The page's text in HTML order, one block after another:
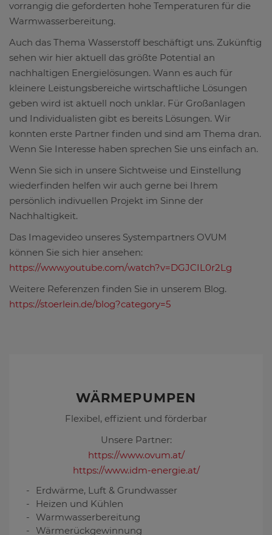
vorrangig die geforderten hohe Temperaturen für die
Warmwasserbereitung.
Auch das Thema Wasserstoff beschäftigt uns. Zukünftig
sehen wir hier aktuell das größte Potential an
nachhaltigen Energielösungen. Wann es auch für
kleinere Leistungsbereiche wirtschaftliche Lösungen
geben wird ist aktuell noch unklar. Für Großanlagen
und Individualisten gibt es bereits Lösungen. Wir
konnten erste Partner finden und sind am Thema dran.
Wenn Sie Interesse haben sprechen Sie uns einfach an.
Wenn Sie sich in unsere Sichtweise und Einstellung
wiederfinden helfen wir auch gerne bei Ihrem
persönlich indivuellen Projekt im Sinne der
Nachhaltigkeit.
Das Imagevideo unseres Systempartners OVUM
können Sie sich hier ansehen:
https://www.youtube.com/watch?v=DGJCIL0r2Lg
Weitere Referenzen finden Sie in unserem Blog.
https://stoerlein.de/blog?category=5
WÄRMEPUMPEN
Flexibel, effizient und förderbar
Unsere Partner:
https://www.ovum.at/
https://www.idm-energie.at/
Erdwärme, Luft & Grundwasser
Heizen und Kühlen
Warmwasserbereitung
Wärmerückgewinnung